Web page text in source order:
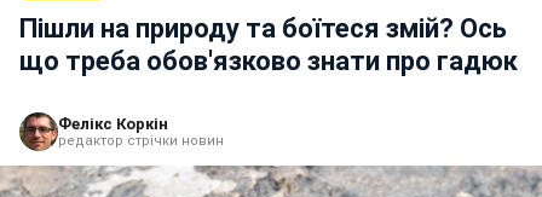
Пішли на природу та боїтеся змій? Ось
що треба обов'язково знати про гадюк
Фелікс Коркін
редактор стрічки новин